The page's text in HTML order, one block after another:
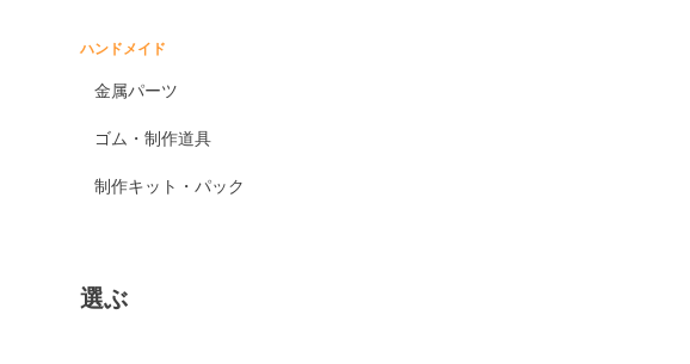
ハンドメイド
金属パーツ
ゴム・制作道具
制作キット・パック
選ぶ